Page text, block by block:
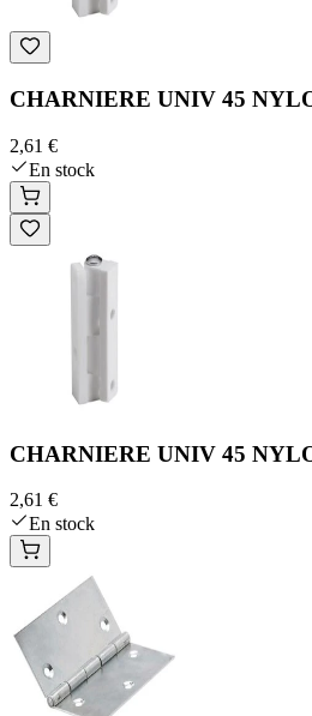
CHARNIERE UNIV 45
2,61 €
En stock
CHARNIERE UNIV 45
2,61 €
En stock